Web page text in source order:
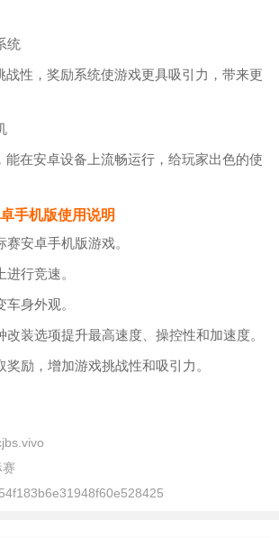
统
战性，奖励系统使游戏更具吸引力，带来更
能在安卓设备上流畅运行，给玩家出色的使
手机版使用说明
安卓手机版游戏。
行竞速。
身外观。
装选项提升最高速度、操控性和加速度。
奖励，增加游戏挑战性和吸引力。